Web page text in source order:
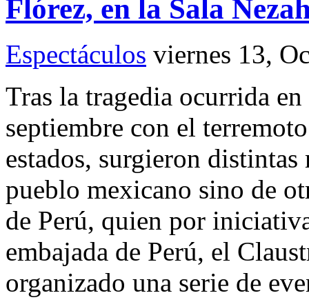
Flórez, en la Sala
Espectáculos viernes 13,
Tras la tragedia ocurrida
septiembre con el
estados, surgieron
pueblo mexicano sino de
de Perú, quien por
embajada de Perú, el
organizado una serie de